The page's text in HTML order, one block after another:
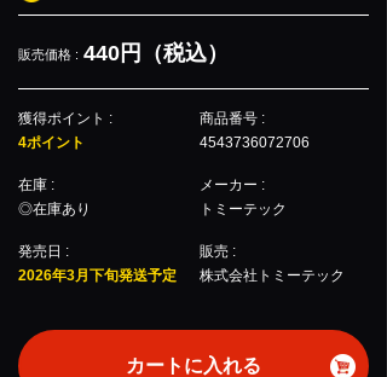
販売価格 : 440円（税込）
獲得ポイント :
4ポイント
在庫 :
◎在庫あり
発売日 :
2026年3月下旬発送予定
商品番号 :
4543736072706
メーカー :
トミーテック
販売 :
株式会社トミーテック
カートに入れる